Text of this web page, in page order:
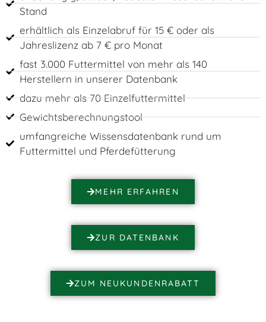
Stand
erhältlich als Einzelabruf für 15 € oder als
Jahreslizenz ab 7 € pro Monat
fast 3.000 Futtermittel von mehr als 140
Herstellern in unserer Datenbank
dazu mehr als 70 Einzelfuttermittel
Gewichtsberechnungstool
umfangreiche Wissensdatenbank rund um
Futtermittel und Pferdefütterung
MEHR ERFAHREN
ZUR DATENBANK
ZUM NEUKUNDENRABATT